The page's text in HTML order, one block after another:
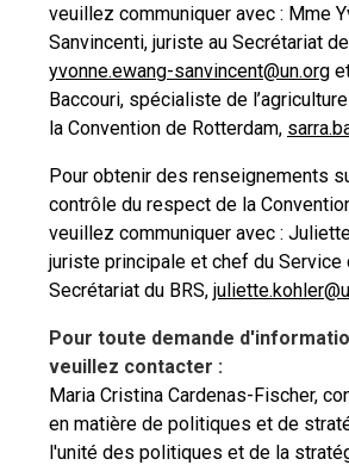
veuillez communiquer avec : Mme
Sanvincenti, juriste au Secrétariat
yvonne.ewang-sanvincent@un.org
Baccouri, spécialiste de
la Convention de Rotterdam,
Pour obtenir des renseignements
contrôle du respect de la
veuillez communiquer avec :
juriste principale et chef du Service
Secrétariat du BRS,
Pour toute demande
veuillez contacter :
Maria Cristina Cardenas-Fischer,
en matière de politiques et de
l'unité des politiques et de la